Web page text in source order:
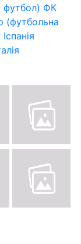
футбол) ФК
(футбольна
Іспанія